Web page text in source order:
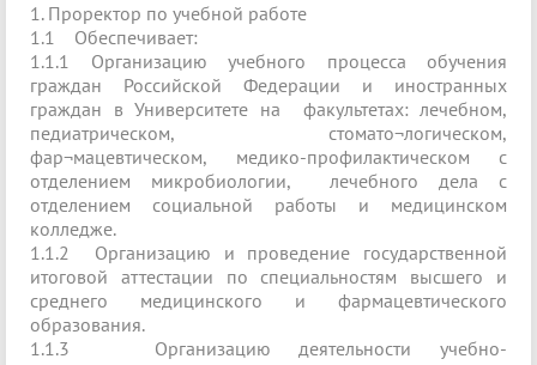
1. Проректор по учебной работе
1.1 Обеспечивает:
1.1.1 Организацию учебного процесса обучения
граждан Российской Федерации и иностранных
граждан в Университете на факультетах: лечебном,
педиатрическом, стомато¬логическом,
фар¬мацевтическом, медико-профилактическом с
отделением микробиологии, лечебного дела с
отделением социальной работы и медицинском
колледже.
1.1.2 Организацию и проведение государственной
итоговой аттестации по специальностям высшего и
среднего медицинского и фармацевтического
образования.
1.1.3 Организацию деятельности учебно-